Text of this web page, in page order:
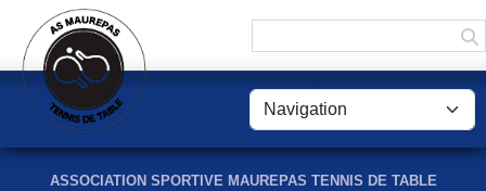
ASSOCIATION SPORTIVE MAUREPAS TENNIS DE TABLE
Panneau de gestion des cookies